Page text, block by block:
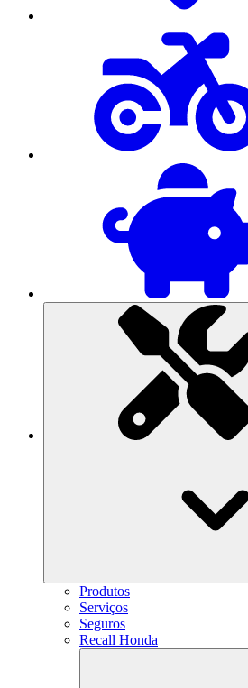
Produtos
Serviços
Seguros
Recall Honda